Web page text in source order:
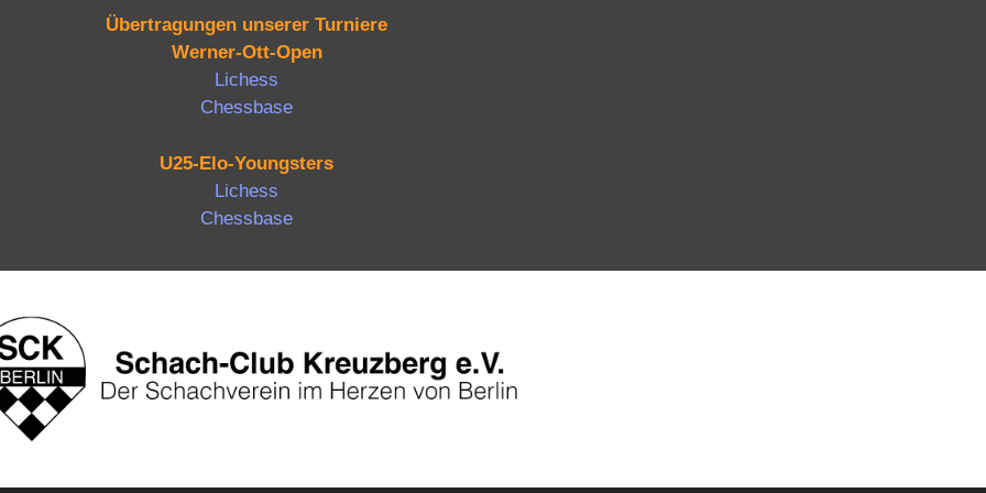
Übertragungen unserer Turniere
Werner-Ott-Open
Lichess
Chessbase
U25-Elo-Youngsters
Lichess
Chessbase